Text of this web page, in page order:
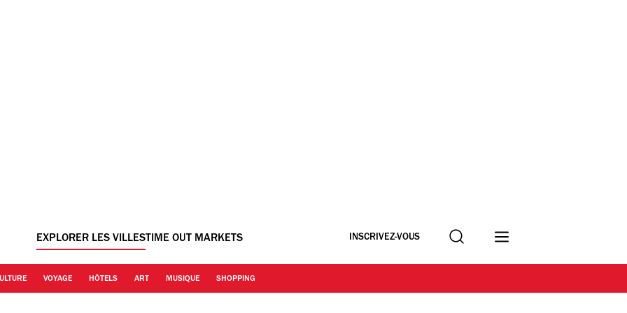
EXPLORER LES VILLESTIME OUT MARKETS INSCRIVEZ-VOUS Recherche
VOYAGE HÔTELS ART MUSIQUE SHOPPING